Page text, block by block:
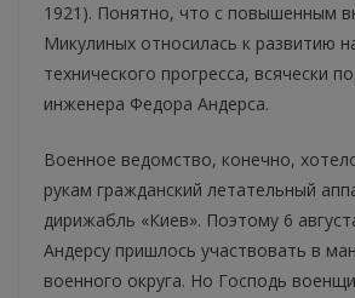
1921). Понятно, что с повышенным
Микулиных относилась к развитию
технического прогресса, всячески
инженера Федора Андерса.
Военное ведомство, конечно,
рукам гражданский летательный
дирижабль «Киев». Поэтому 6
Андерсу пришлось участвовать в
военного округа. Но Господь